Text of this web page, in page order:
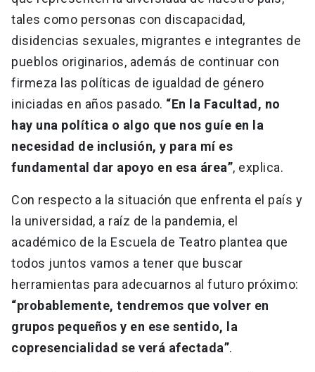
tales como personas con discapacidad,
disidencias sexuales, migrantes e integrantes de
pueblos originarios, además de continuar con
firmeza las políticas de igualdad de género
iniciadas en años pasado. “En la Facultad, no
hay una política o algo que nos guíe en la
necesidad de inclusión, y para mí es
fundamental dar apoyo en esa área”, explica.
Con respecto a la situación que enfrenta el país y
la universidad, a raíz de la pandemia, el
académico de la Escuela de Teatro plantea que
todos juntos vamos a tener que buscar
herramientas para adecuarnos al futuro próximo:
“probablemente, tendremos que volver en
grupos pequeños y en ese sentido, la
copresencialidad se verá afectada”.